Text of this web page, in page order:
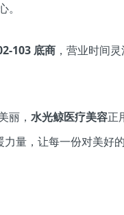
103 底商 ，营业时间
丽， 水光鲸医疗美容正
量，让每一份对美好